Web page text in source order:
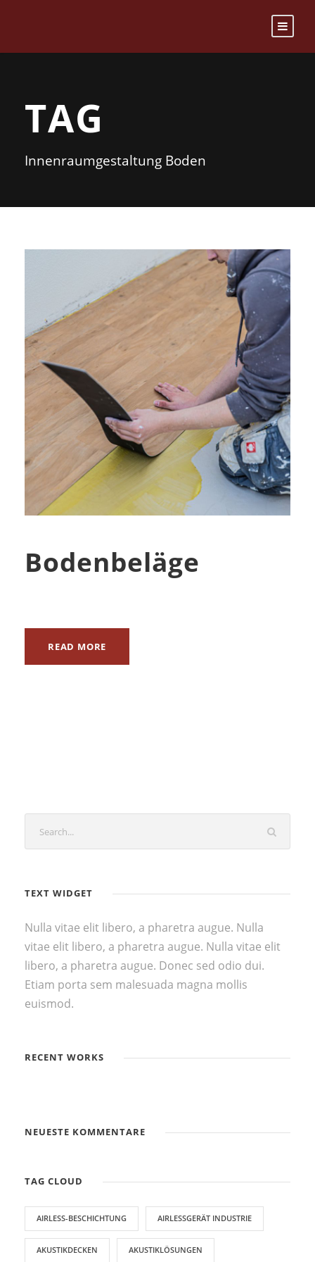
TAG
Innenraumgestaltung Boden
Bodenbeläge
READ MORE
TEXT WIDGET
Nulla vitae elit libero, a pharetra augue. Nulla
vitae elit libero, a pharetra augue. Nulla vitae elit
libero, a pharetra augue. Donec sed odio dui.
Etiam porta sem malesuada magna mollis
euismod.
RECENT WORKS
NEUESTE KOMMENTARE
TAG CLOUD
AIRLESS-BESCHICHTUNG AIRLESSGERÄT INDUSTRIE
AKUSTIKDECKEN AKUSTIKLÖSUNGEN